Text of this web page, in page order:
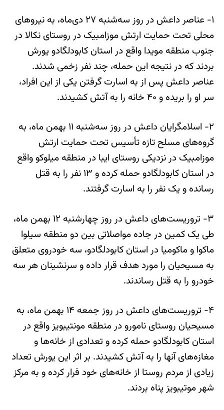
۱- عناصر داعش در روز سه‌شنبه ۲۷ دی‌ماه، به نیروهای
محلی تحت حمایت ارتش موزامبیک در روستای نکالا در
جنوب منطقه مویدا واقع در استان کابودلگادو یورش
بردند که در نتیجه این حمله، چند نفر زخمی شدند.
عناصر داعش پس از به اسارت گرفتن یکی از این افراد،
سر او را بریده و ۴۰ خانه را به آتش کشیدند.
۲- اسلامگرایان داعش در روز سه‌شنبه ۱۱ بهمن ماه، به
گروه‌های مسلح تازه تأسیس تحت حمایت ارتش
موزامبیک در نزدیکی روستای ایبا در منطقه میلوکو واقع
در استان کابودلگادو حمله کرده و ۱۳ نفر را به قتل
رسانده و یک نفر را به اسارت گرفتند.
۳- تروریست‌های داعش در روز چهارشنبه ۱۲ بهمن ماه،
طی یک کمین در جاده مواصلاتی بین دو منطقه سیلوا
ماکوا و ماکومیا در استان کابودلگادو، سه خودروی متعلق
به مسیحیان را مورد هدف قرار داده و سرنشینان هر سه
خودرو را به قتل رساندند.
۴- تروریست‌های داعش در روز جمعه ۱۴ بهمن ماه، به
مسیحیان روستای نامورو در منطقه مونتیبویز واقع در
استان کابودلگادو حمله کرده و تعدادی از خانه‌ها و
مغازه‌های آنها را به آتش کشیدند. بر اثر این یورش تعداد
زیادی از مردم روستا از خانه‌های خود فرار کرده و به مرکز
شهر موتیبویز پناه بردند.